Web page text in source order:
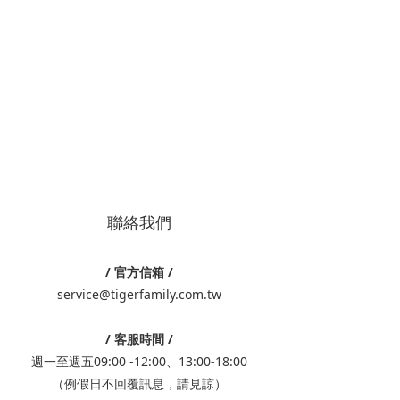
聯絡我們
/ 官方信箱 /
service@tigerfamily.com.tw
/ 客服時間 /
週一至週五09:00 -12:00、13:00-18:00
（例假日不回覆訊息，請見諒）